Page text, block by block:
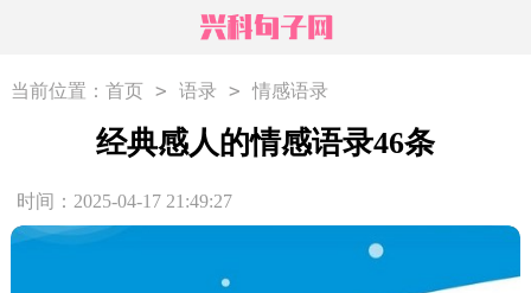
当前位置： 首页 > 语录 > 情感语录
经典感人的情感语录46条
时间：2025-04-17 21:49:27